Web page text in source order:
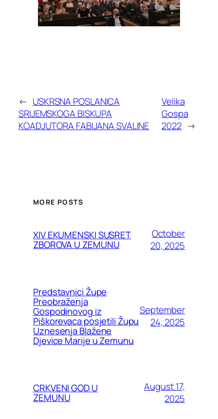
← USKRSNA POSLANICA
SRIJEMSKOGA BISKUPA
KOADJUTORA FABIJANA SVALINE
Velika
Gospa
2022 →
MORE POSTS
XIV EKUMENSKI SUSRET
ZBOROVA U ZEMUNU
October
20, 2025
Predstavnici Župe
Preobraženja
Gospodinovog iz
Piškorevaca posjetili Župu
Uznesenja Blažene
Djevice Marije u Zemunu
September
24, 2025
CRKVENI GOD U
ZEMUNU
August 17,
2025